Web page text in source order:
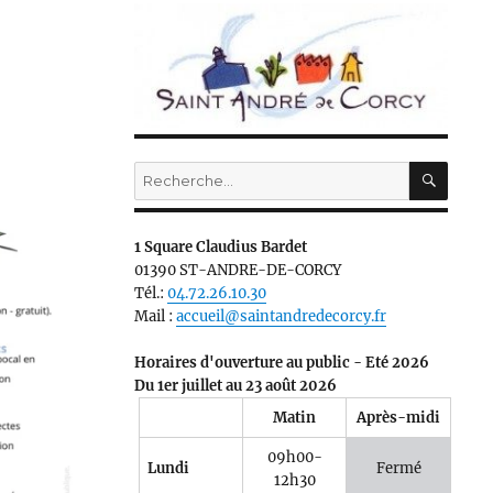
Recherche
pour :
1 Square Claudius Bardet
01390 ST-ANDRE-DE-CORCY
Tél.:04.72.26.10.30
Mail :accueil@saintandredecorcy.fr
Horaires d'ouverture au public - Eté 2026
Du 1er juillet au 23 août 2026
Matin
Après-midi
Lundi
09h00-
12h30
Fermé